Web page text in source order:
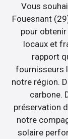
Vous
Fouesnant
pour
locaux et
rapport
fournisseurs
notre région.
carbone.
préservation
notre
solaire